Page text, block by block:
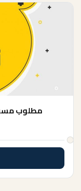
مطلوب